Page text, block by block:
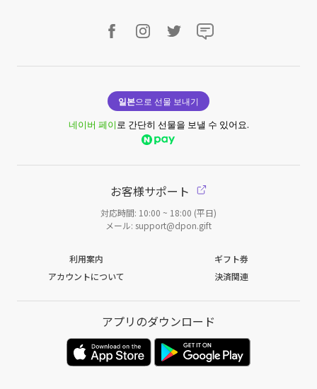
일본으로 선물 보내기
네이버 페이로 간단히 선물을 보낼 수 있어요.
お客様サポート
対応時間: 10:00 ~ 18:00 (平日)
メール: support@dpon.gift
利用案内
ギフト券
アカウントについて
決済関連
アプリのダウンロード